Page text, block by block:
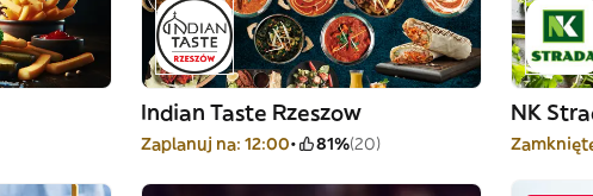
Indian Taste Rzeszow
Zaplanuj na: 12:00 81%(20)
NK